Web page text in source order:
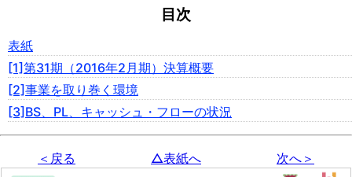
目次
表紙
[1]第31期（2016年2月期）決算概要
[2]事業を取り巻く環境
[3]BS、PL、キャッシュ・フローの状況
＜戻る △表紙へ 次へ＞